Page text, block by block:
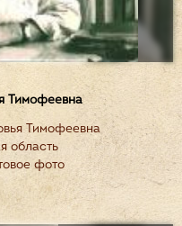
Тимофеевна
Тимофеевна
область
фото